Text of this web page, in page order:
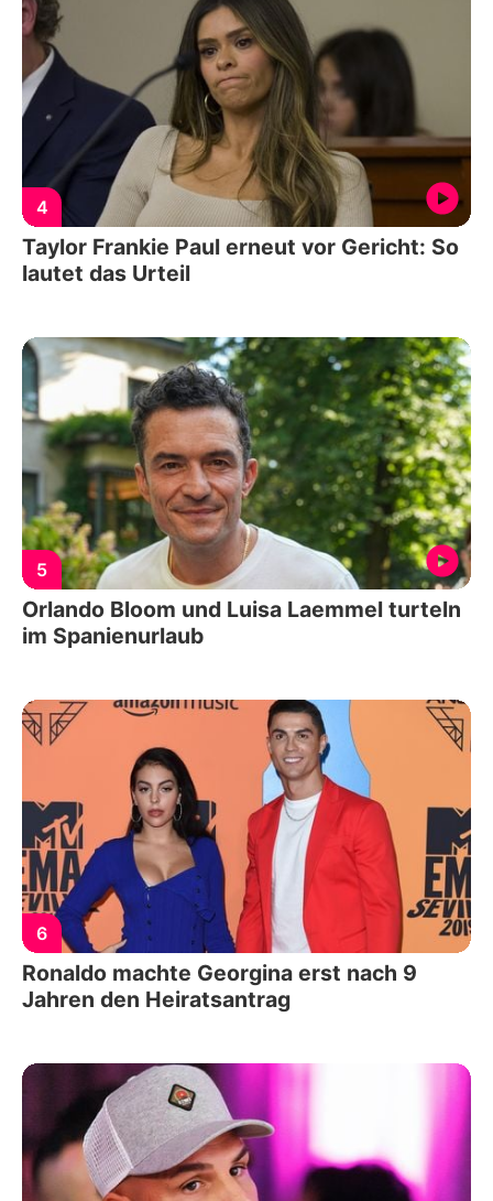
4
Taylor Frankie Paul erneut vor Gericht: So
lautet das Urteil
5
Orlando Bloom und Luisa Laemmel turteln
im Spanienurlaub
6
Ronaldo machte Georgina erst nach 9
Jahren den Heiratsantrag